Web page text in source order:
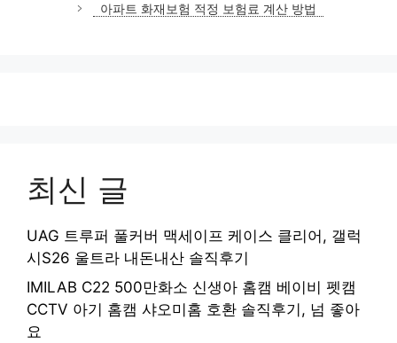
아파트 화재보험 적정 보험료 계산 방법
최신 글
UAG 트루퍼 풀커버 맥세이프 케이스 클리어, 갤럭
시S26 울트라 내돈내산 솔직후기
IMILAB C22 500만화소 신생아 홈캠 베이비 펫캠
CCTV 아기 홈캠 샤오미홈 호환 솔직후기, 넘 좋아
요